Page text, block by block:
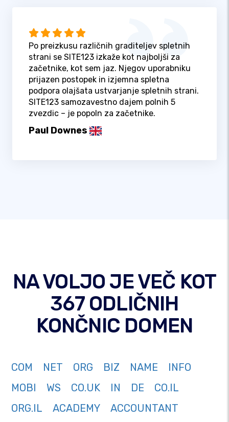
Po preizkusu različnih graditeljev spletnih
strani se SITE123 izkaže kot najboljši za
začetnike, kot sem jaz. Njegov uporabniku
prijazen postopek in izjemna spletna
podpora olajšata ustvarjanje spletnih strani.
SITE123 samozavestno dajem polnih 5
zvezdic – je popoln za začetnike.
Paul Downes
NA VOLJO JE VEČ KOT
367 ODLIČNIH
KONČNIC DOMEN
COM NET ORG BIZ NAME
INFO
MOBI
WS CO.UK IN DE
CO.IL
ORG.IL
ACADEMY
ACCOUNTANT